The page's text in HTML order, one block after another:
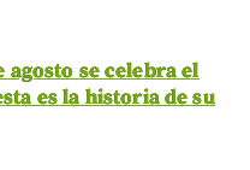
agosto se celebra el
es la historia de su